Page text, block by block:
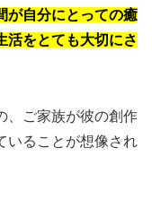
が自分にとっての癒
活をとても大切にさ
、ご家族が彼の創作
いることが想像され